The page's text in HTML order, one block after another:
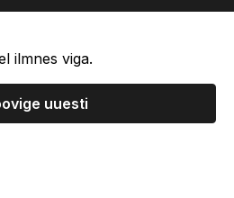
ilmnes viga.
uuesti